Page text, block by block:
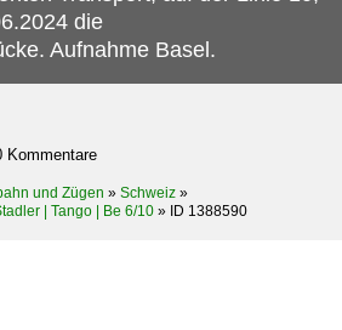
die
Aufnahme Basel.
Kommentare
und Zügen » Schweiz »
| Tango | Be 6/10 » ID 1388590